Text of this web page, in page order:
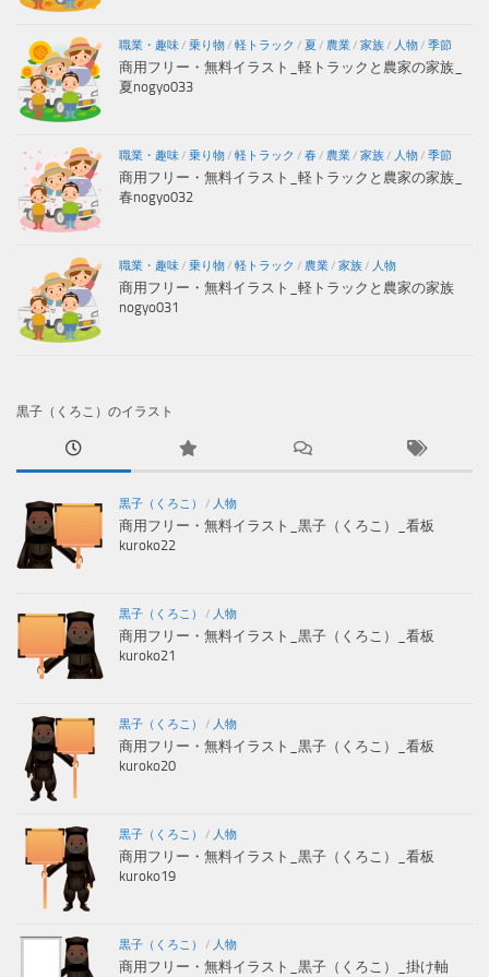
職業・趣味/ 乗り物/ 軽トラック / 夏 / 農業/ 家族/ 人物/ 季節
商用フリー・無料イラスト_軽トラックと農家の家族_
夏nogyo033
職業・趣味/ 乗り物/ 軽トラック / 春/ 農業/ 家族/ 人物/ 季節
商用フリー・無料イラスト_軽トラックと農家の家族_
春nogyo032
職業・趣味/ 乗り物/ 軽トラック / 農業/ 家族/ 人物
商用フリー・無料イラスト_軽トラックと農家の家族
nogyo031
黒子（くろこ）のイラスト
黒子（くろこ） / 人物
商用フリー・無料イラスト_黒子（くろこ）_看板
kuroko22
黒子（くろこ） / 人物
商用フリー・無料イラスト_黒子（くろこ）_看板
kuroko21
黒子（くろこ） / 人物
商用フリー・無料イラスト_黒子（くろこ）_看板
kuroko20
黒子（くろこ） / 人物
商用フリー・無料イラスト_黒子（くろこ）_看板
kuroko19
黒子（くろこ） / 人物
商用フリー・無料イラスト_黒子（くろこ）_掛け軸